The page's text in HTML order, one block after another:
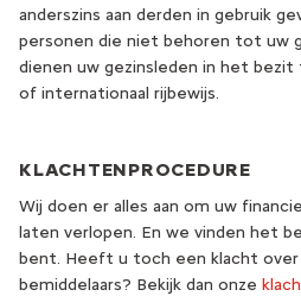
anderszins aan derden in gebruik
personen die niet behoren tot uw
dienen uw gezinsleden in het bezit
of internationaal rijbewijs.
KLACHTENPROCEDURE
Wij doen er alles aan om uw
laten verlopen. En we vinden het
bent. Heeft u toch een klacht over
bemiddelaars? Bekijk dan onze